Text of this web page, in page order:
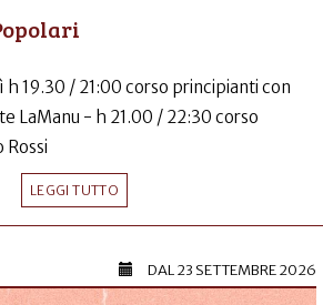
h 19.30 / 21:00 corso principianti con
LaManu - h 21.00 / 22:30 corso
LEGGI TUTTO
DAL23 SETTEMBRE 2026